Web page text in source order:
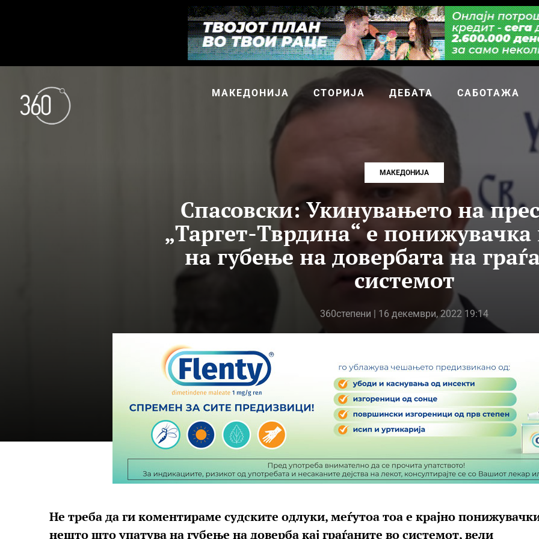
МАКЕДОНИЈА СТОРИЈА ДЕБАТА САБОТАЖА
МАКЕДОНИЈА
Спасовски: Укинувањето на
„Таргет-Тврдина“ е понижувачка
на губење на довербата на
системот
360степени | 16 декември, 2022 19:14
Не треба да ги коментираме судските одлуки, меѓутоа тоа е крајно
нешто што упатува на губење на доверба кај граѓаните во системот, вели